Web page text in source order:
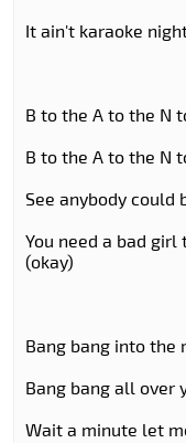
It ain't karaoke
B to the A to the N
B to the A to the N
See anybody could
You need a bad
(okay)
Bang bang into the
Bang bang all over
Wait a minute let